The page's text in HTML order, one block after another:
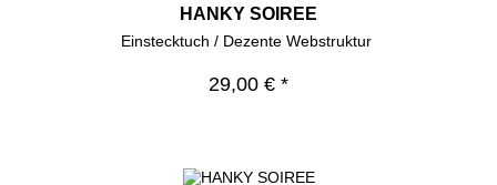
HANKY SOIREE
Einstecktuch / Dezente Webstruktur
29,00 € *